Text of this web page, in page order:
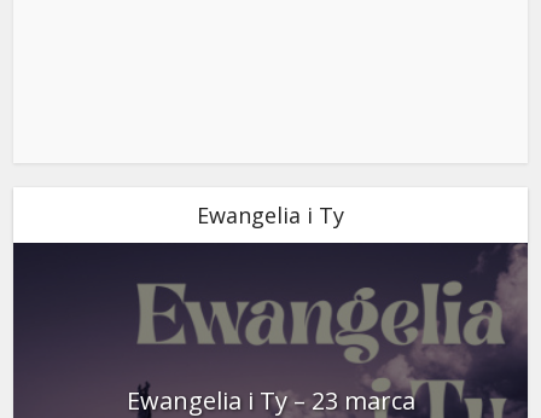
Ewangelia i Ty
Ewangelia i Ty – 23 marca